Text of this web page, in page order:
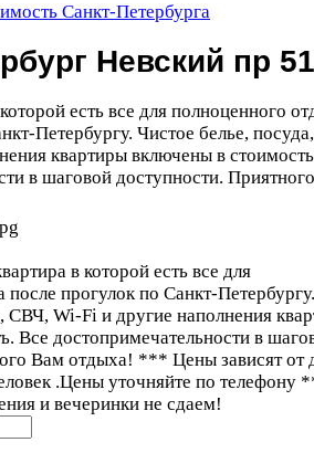
Санкт-Петербурга
Невский пр 51
есть все для полноценного
Петербургу. Чистое белье,
квартиры включены в
в шаговой доступности.
в которой есть все для
прогулок по Санкт-Петербургу.
СВЧ, Wi-Fi и другие наполнения
Все достопримечательности в
Вам отдыха! *** Цены зависят от
.Цены уточняйте по телефону
и вечеринки не сдаем!